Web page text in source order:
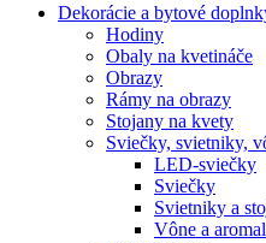
Dekorácie a bytové
Hodiny
Obaly na kvetináče
Obrazy
Rámy na obrazy
Stojany na kvety
Sviečky, svietniky,
LED-sviečky
Sviečky
Svietniky a
Vône a